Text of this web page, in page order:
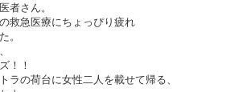
者さん。
救急医療にちょっぴり疲れ
。
！！
ラの荷台に女性二人を載せて帰る、